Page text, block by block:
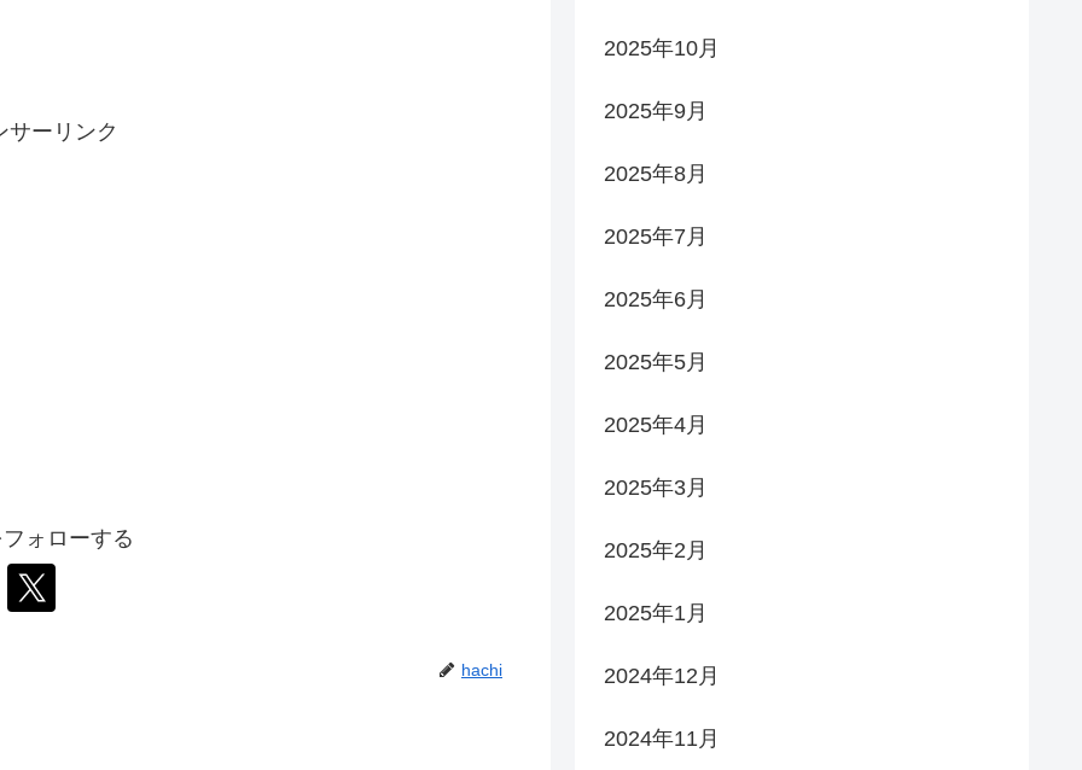
サーリンク
ォローする
hachi
2025年10月
2025年9月
2025年8月
2025年7月
2025年6月
2025年5月
2025年4月
2025年3月
2025年2月
2025年1月
2024年12月
2024年11月